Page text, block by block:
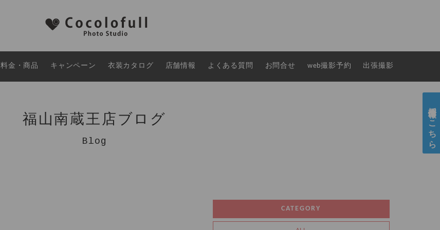
料金・商品 キャンペーン 衣装カタログ 店舗情報 よくある質問 お問合せ web撮影予約 出張撮影
福山南蔵王店ブログ
Blog
CATEGORY
採用情報はこちら